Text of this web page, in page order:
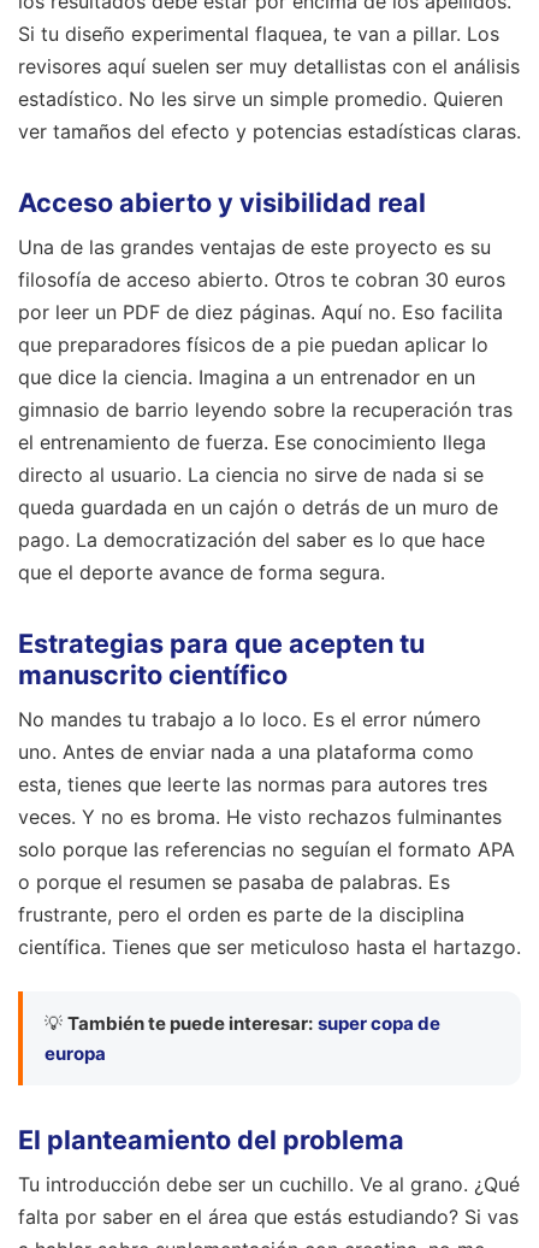
Si tu diseño experimental flaquea, te van a pillar. Los
revisores aquí suelen ser muy detallistas con el análisis
estadístico. No les sirve un simple promedio. Quieren
ver tamaños del efecto y potencias estadísticas claras.
Acceso abierto y visibilidad real
Una de las grandes ventajas de este proyecto es su
filosofía de acceso abierto. Otros te cobran 30 euros
por leer un PDF de diez páginas. Aquí no. Eso facilita
que preparadores físicos de a pie puedan aplicar lo
que dice la ciencia. Imagina a un entrenador en un
gimnasio de barrio leyendo sobre la recuperación tras
el entrenamiento de fuerza. Ese conocimiento llega
directo al usuario. La ciencia no sirve de nada si se
queda guardada en un cajón o detrás de un muro de
pago. La democratización del saber es lo que hace
que el deporte avance de forma segura.
Estrategias para que acepten tu
manuscrito científico
No mandes tu trabajo a lo loco. Es el error número
uno. Antes de enviar nada a una plataforma como
esta, tienes que leerte las normas para autores tres
veces. Y no es broma. He visto rechazos fulminantes
solo porque las referencias no seguían el formato APA
o porque el resumen se pasaba de palabras. Es
frustrante, pero el orden es parte de la disciplina
científica. Tienes que ser meticuloso hasta el hartazgo.
💡 También te puede interesar: super copa de
europa
El planteamiento del problema
Tu introducción debe ser un cuchillo. Ve al grano. ¿Qué
falta por saber en el área que estás estudiando? Si vas